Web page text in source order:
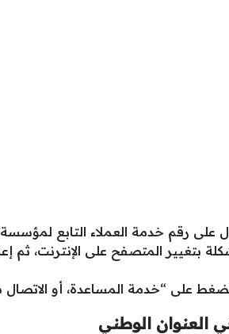
خدمة العملاء التابع لمؤسسة البريد
بتغيير المتصفح على
على “خدمة المساعدة، أو
العنوان الوطني